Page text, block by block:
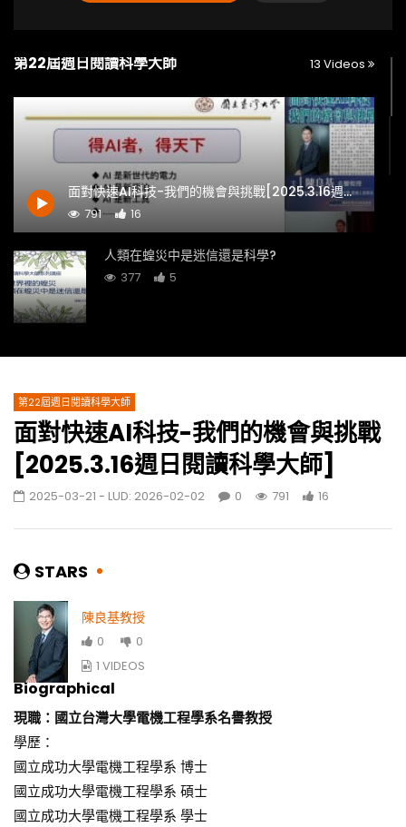
第22屆週日閱讀科學大師 13 Videos
面對快速AI科技-我們的機會與挑戰[2025.3.16週日閱讀科學大師]
791 16
人類在蝗災中是迷信還是科學?
377 5
科學大師]
戲劇表演中的科學[2024.09.29週日閱讀科學大
師]
265 0
從科學看周遭 [週日閱讀科學大師2025.06.08]
太空中心的光學遙測衛星~福衛八號[週日閱讀科
學大師2025.05.18]
超乎想像的立方衛星發展與應用-[週日閱讀科學
大師2025.04.20]
智慧醫療－台灣下一個護國神山？(簡繁字幕)
[2025.4.13週日閱讀科學大師]
第22屆週日閱讀科學大師
面對快速AI科技-我們的機會與挑戰
[2025.3.16週日閱讀科學大師]
2025-03-21 - LUD: 2026-02-02 0 791 16
STARS
陳良基教授
0
0
1 VIDEOS
Biographical
現職：國立台灣大學電機工程學系名譽教授
學歷：
國立成功大學電機工程學系 博士
國立成功大學電機工程學系 碩士
國立成功大學電機工程學系 學士